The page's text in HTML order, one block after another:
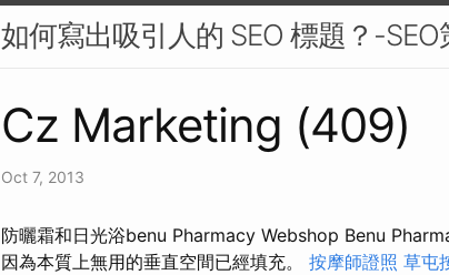
如何寫出吸引人的 SEO 標題？-SEO
Cz Marketing (409)
Oct 7, 2013
防曬霜和日光浴benu Pharmacy Webshop Benu
因為本質上無用的垂直空間已經填充。 按摩師證照 草屯